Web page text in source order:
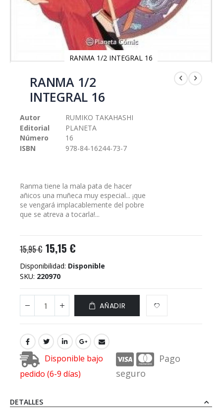
RANMA 1/2 INTEGRAL 16
comienzo
galería
imágenes
RANMA 1/2
INTEGRAL 16
Autor
RUMIKO TAKAHASHI
Editorial
PLANETA
Número
16
ISBN
978-84-16244-73-7
Ranma tiene la mala pata de hacer
añicos una muñeca muy especial... ¡que
se vengará implacablemente del pobre
que se atreva a tocarla!...
15,95 € 15,15 €
Disponibilidad: Disponible
SKU 220970
AÑADIR
Disponible bajo
pedido (6-9 días)
Pago
seguro
DETALLES